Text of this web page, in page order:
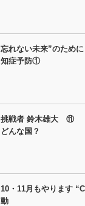
忘れない未来”のため
知症予防①
挑戦者 鈴木雄大 ⑪
どんな国？
10・11月もやります
動